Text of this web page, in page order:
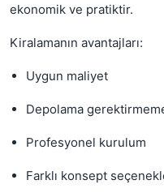
ekonomik ve pratiktir.
Kiralamanın avantajları:
Uygun maliyet
Depolama
Profesyonel kurulum
Farklı konsept